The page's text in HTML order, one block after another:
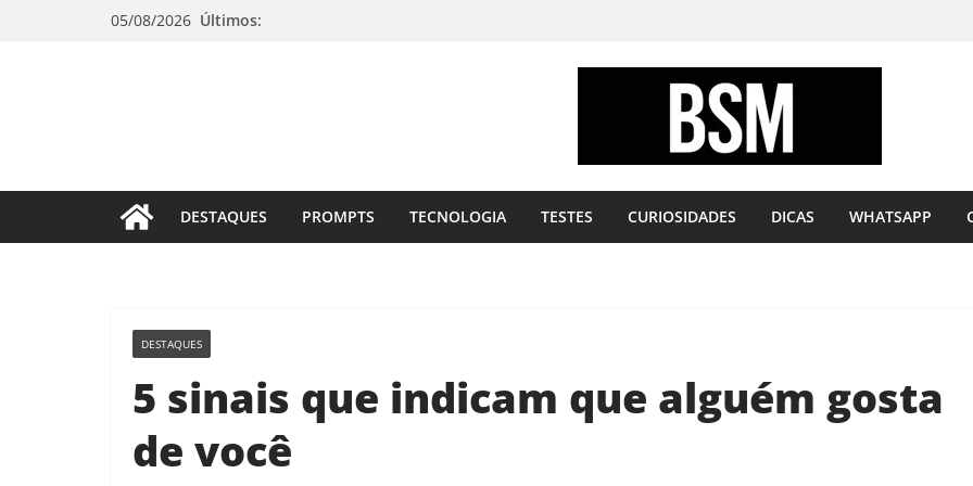
05/08/2026 Últimos:
sua
Mente
DESTAQUES PROMPTS TECNOLOGIA TESTES CURIOSIDADES DICAS WHATSAPP
DESTAQUES
5 sinais que indicam que alguém gosta
de você